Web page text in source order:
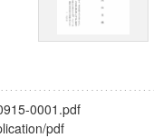
0001.pdf
pdf